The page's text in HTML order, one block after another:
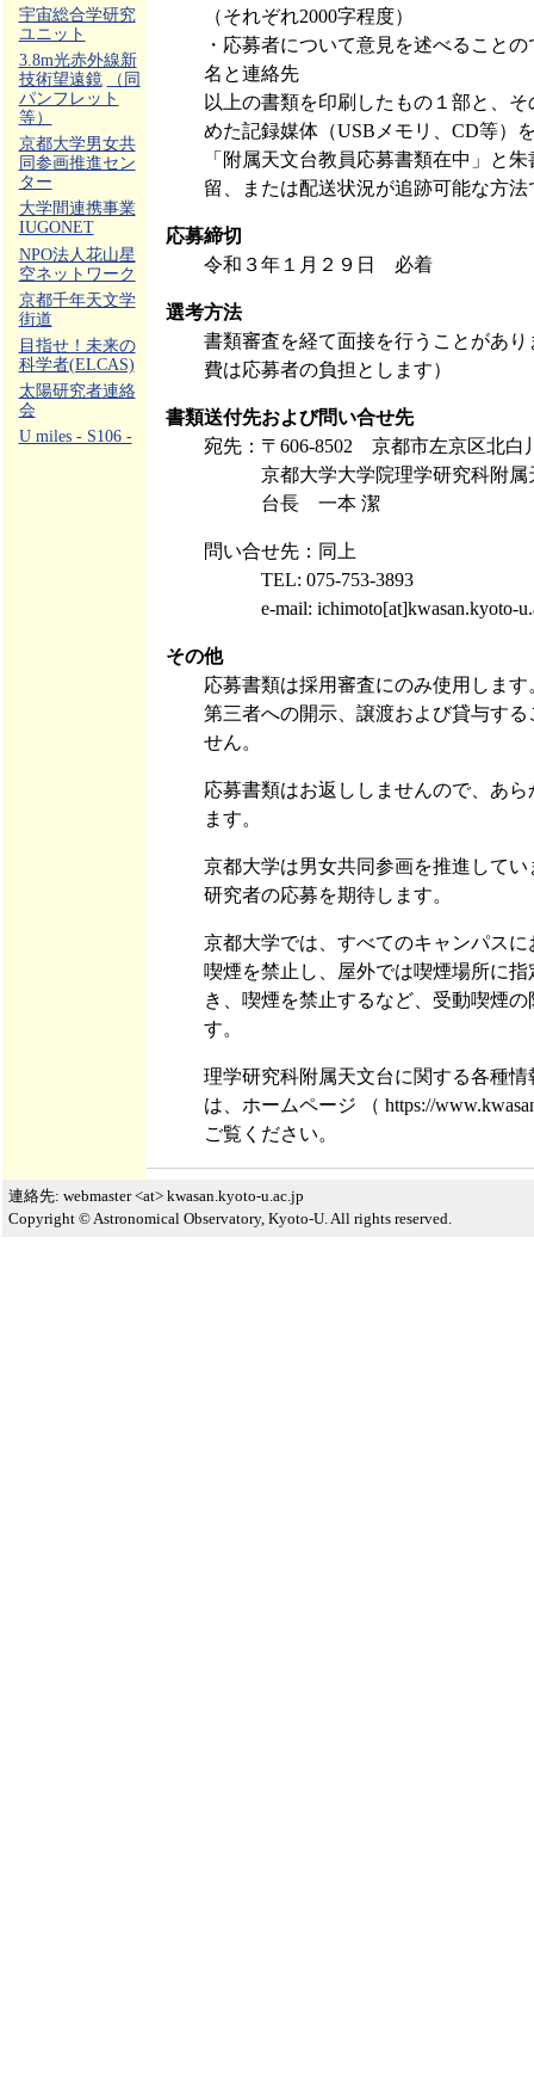
宇宙総合学研究
ユニット
3.8m光赤外線新
技術望遠鏡
（同
パンフレット
等）
京都大学男女共
同参画推進セン
ター
大学間連携事業
IUGONET
NPO法人花山星
空ネットワーク
京都千年天文学
街道
目指せ！未来の
科学者(ELCAS)
太陽研究者連絡
会
U miles - S106 -
（それぞれ2000字程度）
・応募者について意見を述べること
名と連絡先
以上の書類を印刷したもの１部と、
めた記録媒体（USBメモリ、CD等）
「附属天文台教員応募書類在中」と
留、または配送状況が追跡可能な方
応募締切
令和３年１月２９日 必着
選考方法
書類審査を経て面接を行うことがあ
費は応募者の負担とします）
書類送付先および問い合せ先
宛先：〒606-8502 京都市左京区北白
京都大学大学院理学研究科附属
台長 一本 潔
問い合せ先：同上
TEL: 075-753-3893
e-mail: ichimoto[at]kwasan.kyoto-
その他
応募書類は採用審査にのみ使用しま
第三者への開示、譲渡および貸与す
せん。
応募書類はお返ししませんので、あ
ます。
京都大学は男女共同参画を推進して
研究者の応募を期待します。
京都大学では、すべてのキャンパス
喫煙を禁止し、屋外では喫煙場所に
き、喫煙を禁止するなど、受動喫煙
す。
理学研究科附属天文台に関する各種
は、ホームページ （ https://
ご覧ください。
連絡先: webmaster <at> kwasan.kyoto-u.ac.jp
Copyright © Astronomical Observatory, Kyoto-U. All rights reserved.